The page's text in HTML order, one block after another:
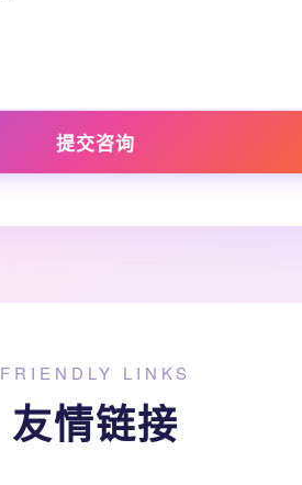
提交咨询
FRIENDLY LINKS
友情链接